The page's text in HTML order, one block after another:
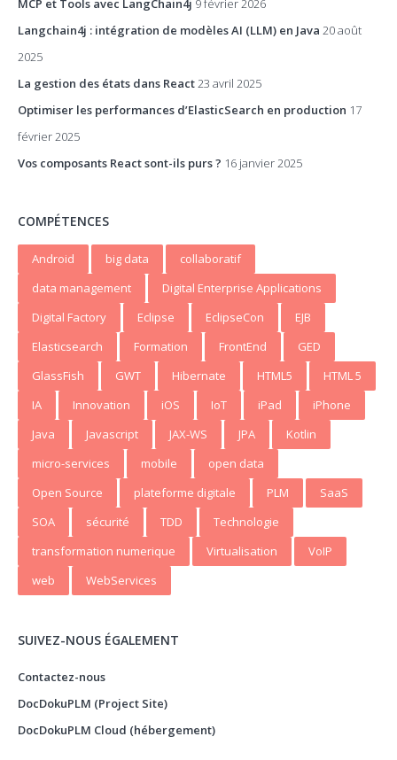
Langchain4j : intégration de modèles AI (LLM) en Java 20 août
2025
La gestion des états dans React 23 avril 2025
Optimiser les performances d’ElasticSearch en production 17
février 2025
Vos composants React sont-ils purs ? 16 janvier 2025
COMPÉTENCES
Android big data
collaboratif
data management
Digital Enterprise Applications
Digital Factory
Eclipse EclipseCon
EJB
Elasticsearch
Formation FrontEnd
GED
GlassFish
GWT Hibernate HTML5
HTML 5
IA
Innovation iOS IoT iPad
iPhone
Java
Javascript JAX-WS JPA
Kotlin
micro-services
mobile
open data
Open Source
plateforme digitale PLM
SaaS
SOA
sécurité TDD
Technologie
transformation numerique
Virtualisation
VoIP
web
WebServices
SUIVEZ-NOUS ÉGALEMENT
Contactez-nous
DocDokuPLM (Project Site)
DocDokuPLM Cloud (hébergement)